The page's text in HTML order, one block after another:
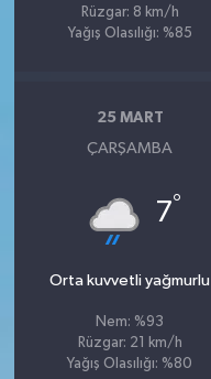
Rüzgar: 8 km/h
Yağış Olasılığı: %85
25 MART
ÇARŞAMBA
7°
Orta kuvvetli yağmurlu
Nem: %93
Rüzgar: 21 km/h
Yağış Olasılığı: %80